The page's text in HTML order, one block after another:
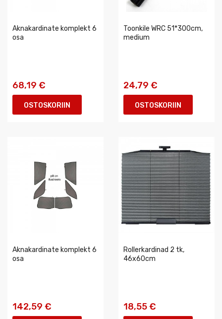
Aknakardinate komplekt 6
osa
68,19 €
OSTOSKORIIN
Toonkile WRC 51*300cm,
medium
24,79 €
OSTOSKORIIN
Aknakardinate komplekt 6
osa
142,59 €
Rollerkardinad 2 tk,
46x60cm
18,55 €